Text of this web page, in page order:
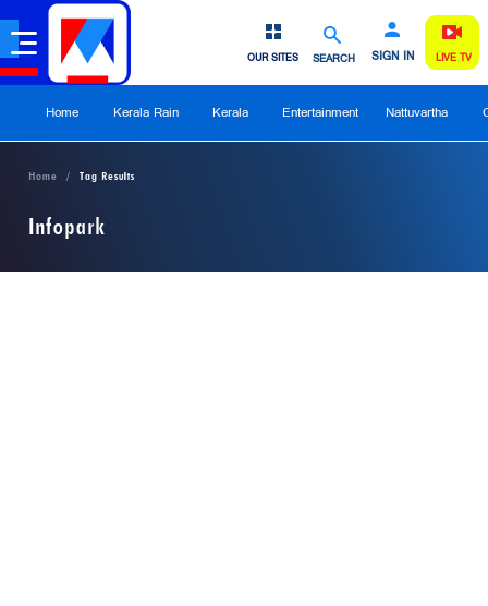
SEARCH SIGN IN
OUR SITES LIVE TV
Home Kerala Rain Kerala Entertainment Nattuvartha
Home Tag Results
Infopark